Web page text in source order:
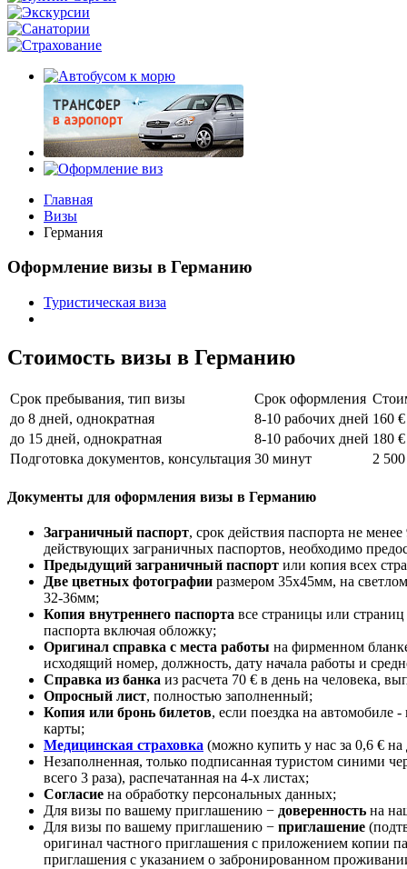
Главная
Визы
Германия
Оформление визы в Германию
Туристическая виза
Стоимость визы в Германию
Срок пребывания, тип визы Срок оформления
до 8 дней, однократная
8-10 рабочих дней 160 €
до 15 дней, однократная
8-10 рабочих дней 180 €
Подготовка документов, консультация 30 минут 2
Документы для оформления визы в Германию
Заграничный паспорт, срок действия паспорта не
действующих заграничных паспортов, необходимо
Предыдущий заграничный паспорт или копия всех
Две цветных фотографии размером 35х45мм, на
32-36мм;
Копия внутреннего паспорта все страницы или
паспорта включая обложку;
Оригинал справка с места работы на фирменном
исходящий номер, должность, дату начала работы и
Справка из банка из расчета 70 € в день на человека,
Опросный лист, полностью заполненный;
Копия или бронь билетов, если поездка на автомобиле
карты;
Медицинская страховка (можно купить у нас за 0,6 €
Незаполненная, только подписанная туристом синими
всего 3 раза), распечатанная на 4-х листах;
Согласие на обработку персональных данных;
Для визы по вашему приглашению − доверенность на
Для визы по вашему приглашению − приглашение
оригинал частного приглашения с приложением копии
приглашения с указанием о забронированном